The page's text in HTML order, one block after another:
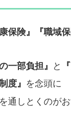
康保険』『職域
一部負担』 と
度』 を念頭に
通しとくのが